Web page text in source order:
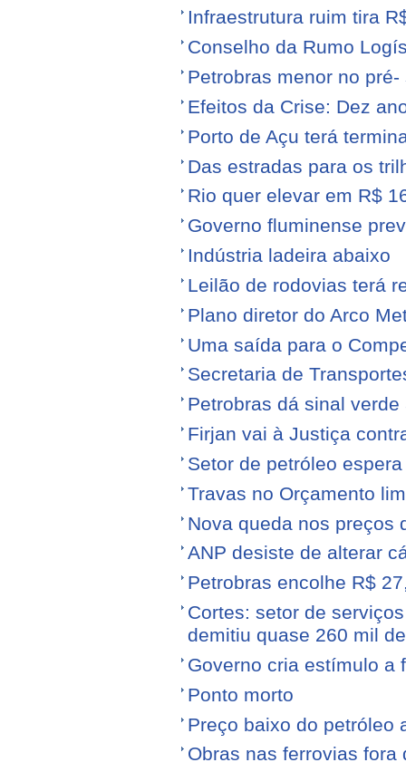
Infraestrutura ruim tira
Conselho da Rumo
Petrobras menor no pré-
Efeitos da Crise: Dez
Porto de Açu terá
Das estradas para os
Rio quer elevar em R$
Governo fluminense
Indústria ladeira abaixo
Leilão de rodovias terá
Plano diretor do Arco
Uma saída para o
Secretaria de
Petrobras dá sinal
Firjan vai à Justiça
Setor de petróleo
Travas no Orçamento
Nova queda nos preços
ANP desiste de alterar
Petrobras encolhe R$
Cortes: setor de
demitiu quase 260 mil
Governo cria estímulo a
Ponto morto
Preço baixo do petróleo
Obras nas ferrovias fora